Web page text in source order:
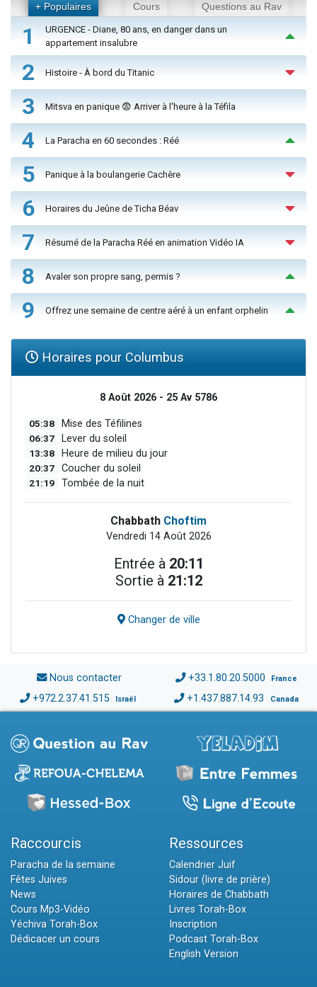
+ Populaires Cours Questions au Rav
1
URGENCE - Diane, 80 ans, en danger dans un
appartement insalubre
2 Histoire - À bord du Titanic
3 Mitsva en panique 😨 Arriver à l'heure à la Téfila
4 La Paracha en 60 secondes : Réé
5 Panique à la boulangerie Cachère
6 Horaires du Jeûne de Ticha Béav
7 Résumé de la Paracha Réé en animation Vidéo IA
8 Avaler son propre sang, permis ?
9 Offrez une semaine de centre aéré à un enfant orphelin
Horaires pour Columbus
8 Août 2026 - 25 Av 5786
05:38 Mise des Téfilines
06:37 Lever du soleil
13:38 Heure de milieu du jour
20:37 Coucher du soleil
21:19 Tombée de la nuit
Chabbath Choftim
Vendredi 14 Août 2026
Entrée à 20:11
Sortie à 21:12
Changer de ville
Nous contacter +33.1.80.20.5000 France
+972.2.37.41.515 Israël +1.437.887.14.93 Canada
Raccourcis
Paracha de la semaine
Fêtes Juives
News
Cours Mp3-Vidéo
Yéchiva Torah-Box
Dédicacer un cours
Ressources
Calendrier Juif
Sidour (livre de prière)
Horaires de Chabbath
Livres Torah-Box
Inscription
Podcast Torah-Box
English Version